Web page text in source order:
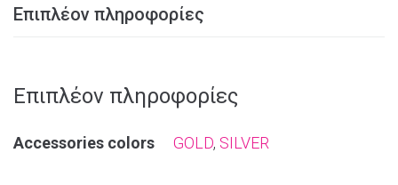
Επιπλέον πληροφορίες
Επιπλέον πληροφορίες
Αccessories colors GOLD, SILVER